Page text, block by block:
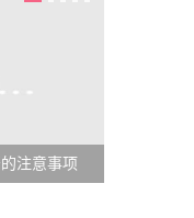
注意事项